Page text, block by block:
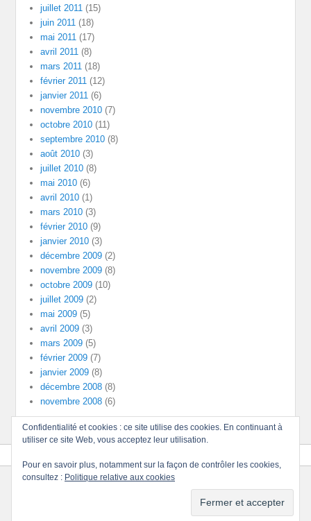
juillet 2011 (15)
juin 2011 (18)
mai 2011 (17)
avril 2011 (8)
mars 2011 (18)
février 2011 (12)
janvier 2011 (6)
novembre 2010 (7)
octobre 2010 (11)
septembre 2010 (8)
août 2010 (3)
juillet 2010 (8)
mai 2010 (6)
avril 2010 (1)
mars 2010 (3)
février 2010 (9)
janvier 2010 (3)
décembre 2009 (2)
novembre 2009 (8)
octobre 2009 (10)
juillet 2009 (2)
mai 2009 (5)
avril 2009 (3)
mars 2009 (5)
février 2009 (7)
janvier 2009 (8)
décembre 2008 (8)
novembre 2008 (6)
Tous droits réservés.
Thèmes Catch
Confidentialité et cookies : ce site utilise des cookies. En continuant à
utiliser ce site Web, vous acceptez leur utilisation.
Pour en savoir plus, notamment sur la façon de contrôler les cookies,
consultez : Politique relative aux cookies